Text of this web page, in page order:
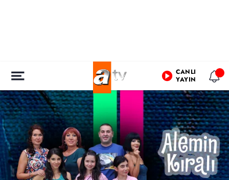
CANLI
YAYIN